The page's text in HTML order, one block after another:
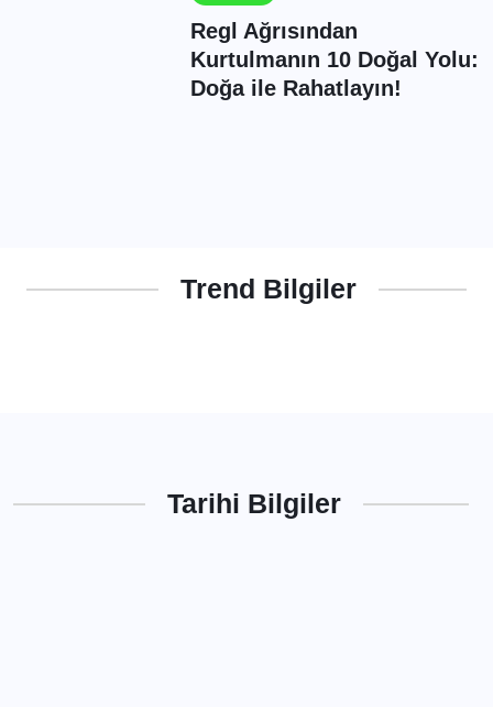
Regl Ağrısından
Kurtulmanın 10 Doğal Yolu:
Doğa ile Rahatlayın!
Trend Bilgiler
Tarihi Bilgiler